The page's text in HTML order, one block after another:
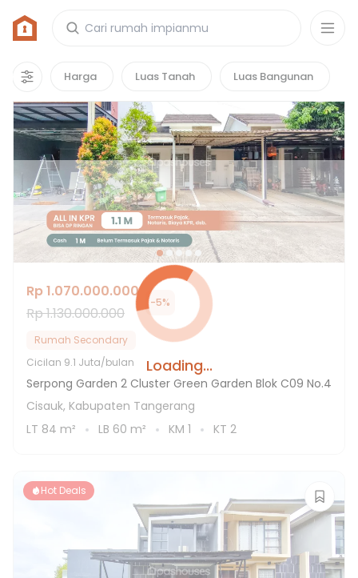
Harga Luas Tanah Luas Bangunan
Loading...
Rumah di Suradita, Kabupaten Tangerang
69properti
Hot Deals
Rp 1.070.000.000
Rp 1.130.000.000
-5%
Rumah Secondary
Cicilan 9.1 Juta/bulan
Serpong Garden 2 Cluster Green Garden Blok C09 No.4
Cisauk, Kabupaten Tangerang
LT 84 m² LB 60 m² KM 1 KT 2
Hot Deals